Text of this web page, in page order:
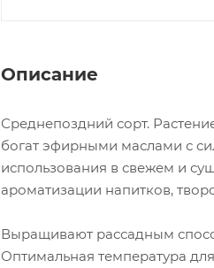
Описание
Среднепоздний сорт.
богат эфирными маслами с
использования в свежем и
ароматизации напитков,
Выращивают рассадным
Оптимальная температура